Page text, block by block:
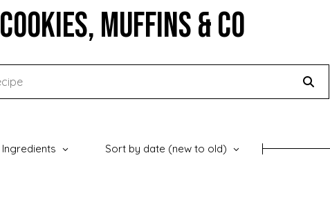
Cookies, Muffins & Co
Ingredients Sort by date (new to old)